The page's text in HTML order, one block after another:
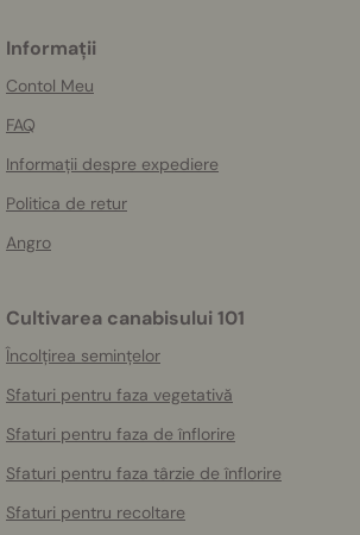
Informații
Contol Meu
FAQ
Informații despre expediere
Politica de retur
Angro
Cultivarea canabisului 101
Încolțirea semințelor
Sfaturi pentru faza vegetativă
Sfaturi pentru faza de înflorire
Sfaturi pentru faza târzie de înflorire
Sfaturi pentru recoltare